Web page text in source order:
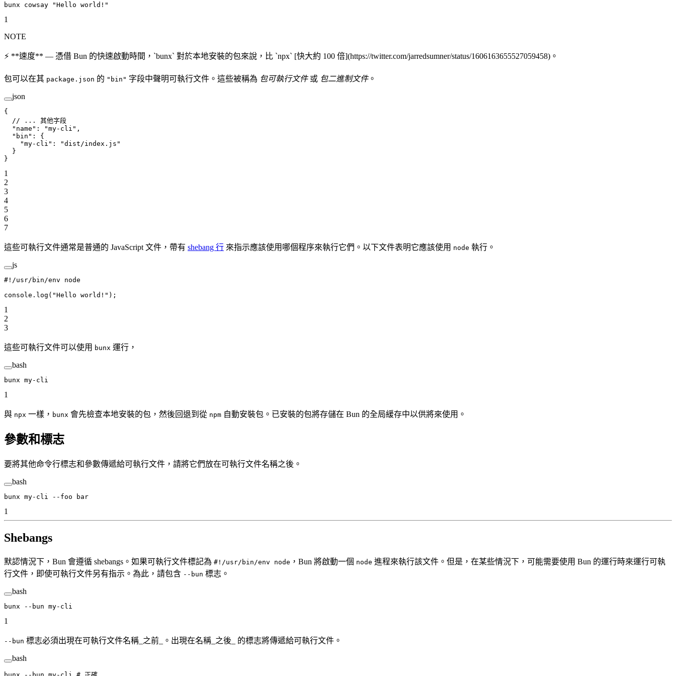
bunx cowsay "Hello world!"
1
NOTE
⚡️ **速度** — 憑借 Bun 的快速啟動時間，`bunx` 對於本地安裝的包來說，比 `npx` [快大約 100 倍](https://twitter.com/jarredsumner/status/1606163655527059458)。
包可以在其 package.json 的 "bin" 字段中聲明可執行文件。這些被稱為 包可執行文件或 包二進制文件。
json
{
  // ... 其他字段
  "name"
: "my-cli" ,
  "bin"
: {
    "my-cli"
:
"dist/index.js"
  }
}
1
2
3
4
5
6
7
這些可執行文件通常是普通的 JavaScript 文件，帶有 shebang 行 來指示應該使用哪個程序來執行它們。以下文件表明它應該使用 node 執行。
js
#!/usr/bin/env node
console. log ( "Hello world!" );
1
2
3
這些可執行文件可以使用 bunx 運行，
bash
bunx my-cli
1
與 npx 一樣， bunx 會先檢查本地安裝的包，然後回退到從 npm 自動安裝包。已安裝的包將存儲在 Bun 的全局緩存中以供將來使用。
參數和標志
要將其他命令行標志和參數傳遞給可執行文件，請將它們放在可執行文件名稱之後。
bash
bunx my-cli --foo bar
1
Shebangs
默認情況下，Bun 會遵循 shebangs。如果可執行文件標記為 #!/usr/bin/env node ，Bun 將啟動一個 node 進程來執行該文件。但是，在某些情況下，可能需要使用 Bun 的運行時來運行可執
行文件，即使可執行文件另有指示。為此，請包含 --bun 標志。
bash
bunx --bun my-cli
1
--bun 標志必須出現在可執行文件名稱_之前_。出現在名稱_之後_ 的標志將傳遞給可執行文件。
bash